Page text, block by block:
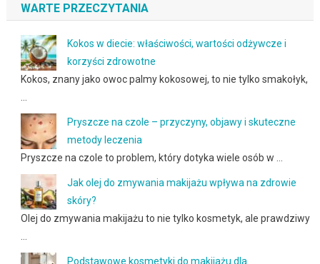
WARTE PRZECZYTANIA
Kokos w diecie: właściwości, wartości odżywcze i
korzyści zdrowotne
Kokos, znany jako owoc palmy kokosowej, to nie tylko smakołyk,
Pryszcze na czole – przyczyny, objawy i skuteczne
metody leczenia
Pryszcze na czole to problem, który dotyka wiele osób w …
Jak olej do zmywania makijażu wpływa na zdrowie
skóry?
Olej do zmywania makijażu to nie tylko kosmetyk, ale prawdziwy
Podstawowe kosmetyki do makijażu dla